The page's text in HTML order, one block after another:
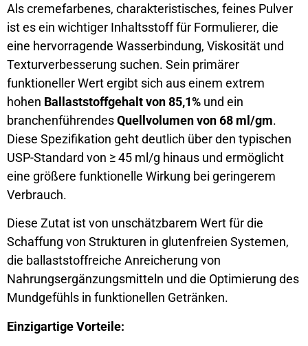
Als cremefarbenes, charakteristisches, feines Pulver
ist es ein wichtiger Inhaltsstoff für Formulierer, die
eine hervorragende Wasserbindung, Viskosität und
Texturverbesserung suchen. Sein primärer
funktioneller Wert ergibt sich aus einem extrem
hohen Ballaststoffgehalt von 85,1% und ein
branchenführendesQuellvolumen von 68 ml/gm.
Diese Spezifikation geht deutlich über den typischen
USP-Standard von ≥ 45 ml/g hinaus und ermöglicht
eine größere funktionelle Wirkung bei geringerem
Verbrauch.
Diese Zutat ist von unschätzbarem Wert für die
Schaffung von Strukturen in glutenfreien Systemen,
die ballaststoffreiche Anreicherung von
Nahrungsergänzungsmitteln und die Optimierung des
Mundgefühls in funktionellen Getränken.
Einzigartige Vorteile: